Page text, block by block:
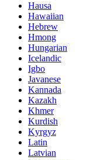
Hausa
Hawaiian
Hebrew
Hmong
Hungarian
Icelandic
Igbo
Javanese
Kannada
Kazakh
Khmer
Kurdish
Kyrgyz
Latin
Latvian